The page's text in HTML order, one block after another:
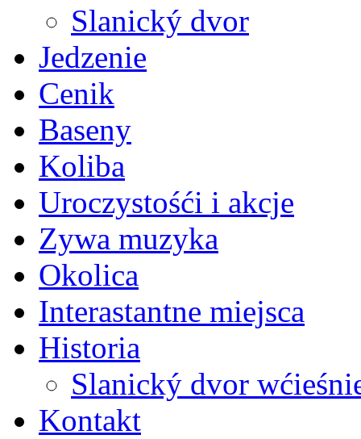
Slanický dvor
Jedzenie
Cenik
Baseny
Koliba
Uroczystośći i akcje
Zywa muzyka
Okolica
Interastantne miejsca
Historia
Slanický dvor
Kontakt